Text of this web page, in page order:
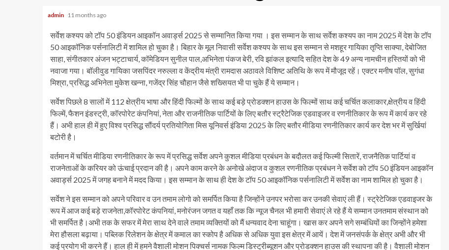
admin 11 months ago
सर्वेश कश्यप को टॉप 50 इंडियन आइकॉन अवार्ड्स 2025 से सम्मानित किया गया । इस सम्मान के साथ सर्वेश कश्यप का नाम 2025 में देश के टॉप
50 आइकॉनिक पर्सनालिटी में शामिल हो चुका है। बिहार के मूल निवासी सर्वेश कश्यप के साथ इस सम्मान से मशहूर गायिका तृप्ति साक्या, देबोजित
साहा, संगीतकार अंजन भट्टाचार्य, कॉमेडियन सुनील पाल,अभिनेता पंकज बेरी, रवि झांकल इत्यादि सहित देश के 49 अन्य नामचीन हस्तियों को भी
नवाजा गया। बॉलीवुड गायिका जसपिंदर नरुल्ला व केंद्रीय मंत्री रामदास अठावले विशिष्ट अतिथि के रूप में मौजूद रहें। एक्टर मनीष पॉल, सुगंधा
मिश्रा, प्रसिद्ध अभिनेता मुकेश खन्ना, गजेंद्र सिंह चौहान जैसे शख्सियत भी पा चुके हैं ये सम्मान।
सर्वेश पिछले 8 सालों में 112 क्षेत्रीय भाषा और हिंदी फिल्मों के साथ कई बड़े प्रोडक्शन हाउस के फिल्मों साथ कई चर्चित कलाकार,क्षेत्रीय व हिंदी
फिल्में, फैशन इंडस्ट्री, कॉरपोरेट कंपनियां, नेता और राजनीतिक पार्टियों के लिए बतौर स्ट्रैटेजिक एडवाइजर व रणनीतिकार के रूप में कार्य कर रहे
हैं। अभी हाल ही में हुए विश्व प्रसिद्ध सौंदर्य प्रतियोगिता मिस यूनिवर्स इंडिया 2025 के लिए बतौर मीडिया रणनीतिकार कार्य कर देश भर में सुर्खियां
बटोरी है।
वर्तमान में चर्चित मीडिया रणनीतिकार के रूप में प्रसिद्ध सर्वेश अपने कुशल मीडिया प्रबंधन के बदौलत कई फिल्मी सितारें, राजनैतिक पार्टियां व
राजनेताओं के करियर को ऊंचाई प्रदान की है। अपने काम करने के अनोखे अंदाज व कुशल रणनीतिक प्रबंधन ने सर्वेश को टॉप 50 इंडियन आइकॉन
अवार्ड्स 2025 में जगह बनाने में मदद किया। इस सम्मान के साथ ही देश के टॉप 50 आइकॉनिक पर्सनालिटी में सर्वेश का नाम शामिल हो चुका है।
सर्वेश ने इस सम्मान को अपने परिवार व उन तमाम लोगो को समर्पित किया है जिन्होंने उनपर भरोसा कर उनकी सेवाएं ली हैं। स्ट्रेटेजिक एडवाइजर के
रूप में आज कई बड़े राजनेता,कॉरपोरेट कंपनियां, मनोरंजन जगत व यहाँ तक कि न्यूज चैनल भी हमारी सेवाएं ले रहे हैं ये सम्मान उनतमाम संस्थान को
भी समर्पित है।अभी तक के सफर में मेरा साथ देने वाले तमाम व्यक्तियों को मैं धन्यवाद देना चाहूंगा। खास कर अपने सगे सम्बंधियों का जिन्होंने हमेशा
मेरा हौसला बढ़ाया। पब्लिक रिलेशन के क्षेत्र में कमाल का स्कोप है अधिक से अधिक युवा इस क्षेत्र में आयें। देश में जनसंपर्क के क्षेत्र अभी और भी
कई प्रयोग भी करने हैं। हाल ही में हमने वैशाली मोशन पिक्चर्स नामक फिल्म डिस्ट्रीब्यूशन और प्रोडक्शन हाउस की स्थापना की है। वैशाली मोशन